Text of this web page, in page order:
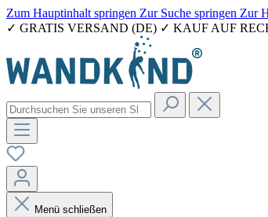
Zum Hauptinhalt springen Zur Suche springen Zur
✓ GRATIS VERSAND (DE) ✓ KAUF AUF
Menü schließen